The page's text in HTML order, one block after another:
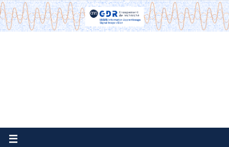
Passer
vers
le